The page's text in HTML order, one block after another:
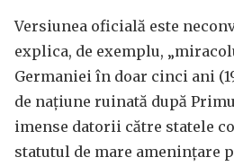
Versiunea oficială este
explica, de exemplu,
Germaniei în doar cinci ani
de națiune ruinată după
imense datorii către statele
statutul de mare amenințare